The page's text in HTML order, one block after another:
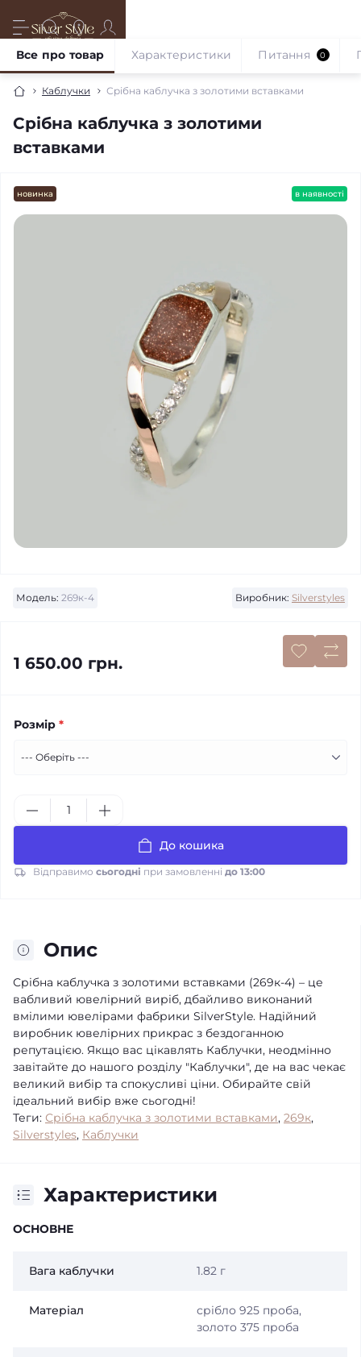
Каблучки Срібна каблучка з золотими вставками
Срібна каблучка з золотими
вставками
Все про товар Характеристики Питання 0
новинка в наявності
Модель: 269к-4 Виробник: Silverstyles
1 650.00 грн.
Розмір *
До кошика
Відправимо сьогодні при замовленні до 13:00
Опис
Срібна каблучка з золотими вставками (269к-4) – це
вабливий ювелірний виріб, дбайливо виконаний
вмілими ювелірами фабрики SilverStyle. Надійний
виробник ювелірних прикрас з бездоганною
репутацією. Якщо вас цікавлять Каблучки, неодмінно
завітайте до нашого розділу "Каблучки", де на вас чекає
великий вибір та спокусливі ціни. Обирайте свій
ідеальний вибір вже сьогодні!
Теги: Срібна каблучка з золотими вставками, 269к,
Silverstyles, Каблучки
Характеристики
ОСНОВНЕ
Вага каблучки 1.82 г
Матеріал
срібло 925 проба,
золото 375 проба